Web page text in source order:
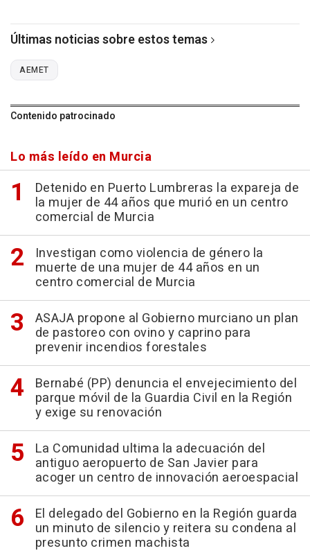
Últimas noticias sobre estos temas
AEMET
Contenido patrocinado
Lo más leído en Murcia
Detenido en Puerto Lumbreras la expareja de
la mujer de 44 años que murió en un centro
comercial de Murcia
Investigan como violencia de género la
muerte de una mujer de 44 años en un
centro comercial de Murcia
ASAJA propone al Gobierno murciano un plan
de pastoreo con ovino y caprino para
prevenir incendios forestales
Bernabé (PP) denuncia el envejecimiento del
parque móvil de la Guardia Civil en la Región
y exige su renovación
La Comunidad ultima la adecuación del
antiguo aeropuerto de San Javier para
acoger un centro de innovación aeroespacial
El delegado del Gobierno en la Región guarda
un minuto de silencio y reitera su condena al
presunto crimen machista